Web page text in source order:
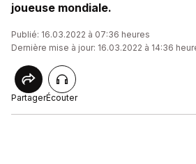
joueuse mondiale.
Publié: 16.03.2022 à 07:36 heures
Dernière mise à jour: 16.03.2022 à 14:36
PartagerÉcouter